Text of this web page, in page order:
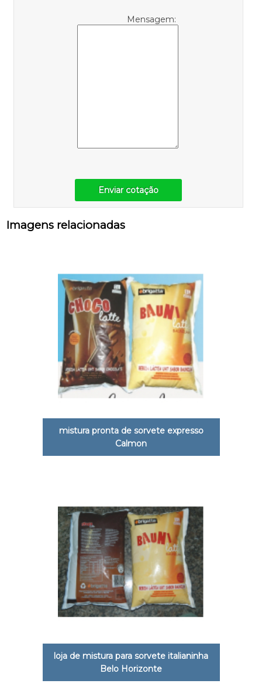
Mensagem:
Enviar cotação
Imagens relacionadas
mistura pronta de sorvete expresso
Calmon
loja de mistura para sorvete italianinha
Belo Horizonte